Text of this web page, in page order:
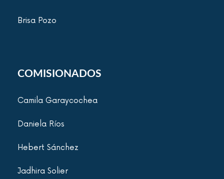
Brisa Pozo
COMISIONADOS
Camila Garaycochea
Daniela Ríos
Hebert Sánchez
Jadhira Solier